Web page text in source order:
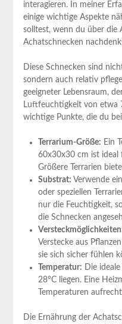
interagieren. In meiner
einige wichtige Aspekte⁢
solltest, wenn du über die
Achatschnecken
Diese Schnecken sind
sondern auch relativ
geeigneter Lebensraum,
Luftfeuchtigkeit von etwa
wichtige Punkte, die‌ du
Terrarium-Größe: Ein
60x30x30 cm ist ideal⁢
Größere Terrarien
Substrat: Verwende
oder speziellen
nur ⁤die Feuchtigkeit,
die Schnecken
Verstecke aus
sie sich sicher fühlen
Temperatur: ‌Die
28°C liegen. Eine
Temperaturen
Die Ernährung der